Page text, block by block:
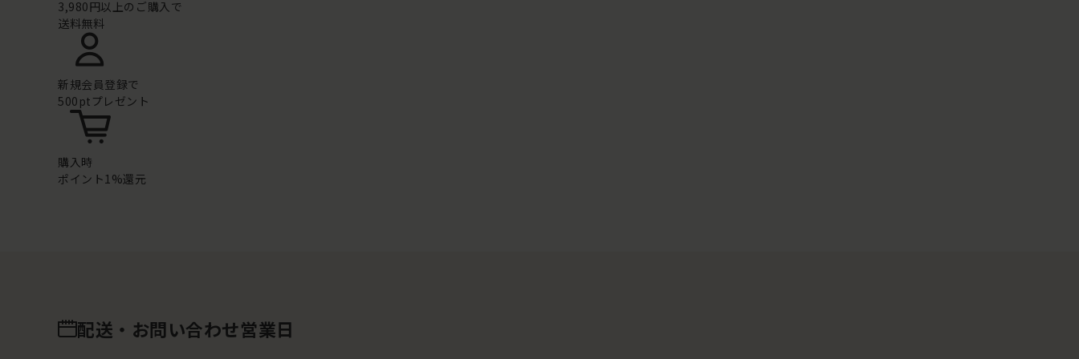
3,980円以上のご購入で
送料無料
新規会員登録で
500ptプレゼント
購入時
ポイント1%還元
配送・お問い合わせ営業日